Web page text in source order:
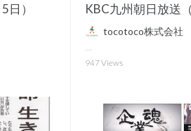
）
tocotoco株式会社
947Views